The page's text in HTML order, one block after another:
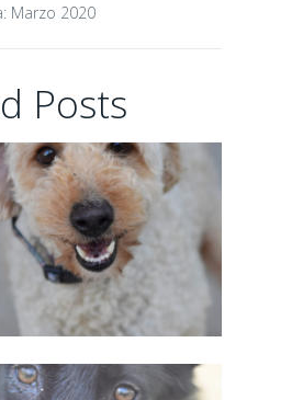
Marzo 2020
Posts